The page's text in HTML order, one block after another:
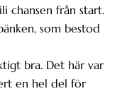
chansen från start.
som bestod
bra. Det här var
en hel del för